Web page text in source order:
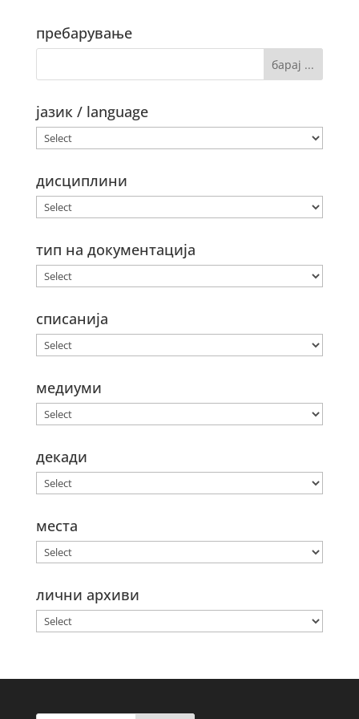
пребарување
јазик / language
дисциплини
тип на документација
списанија
медиуми
декади
места
лични архиви